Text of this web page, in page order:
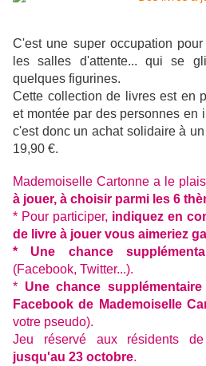
C'est une super occupation
les salles d'attente... qui se
quelques figurines.
Cette collection de livres est en
et montée par des personnes en
c'est donc un achat solidaire à
19,90 €.
Mademoiselle Cartonne a le
à jouer, à choisir parmi les 6
* Pour participer, indiquez en
de livre à jouer vous aimeriez
* Une chance
(Facebook, Twitter...).
* Une chance
Facebook de Mademoiselle
votre pseudo).
Jeu réservé aux résidents de
jusqu'au 23 octobre.